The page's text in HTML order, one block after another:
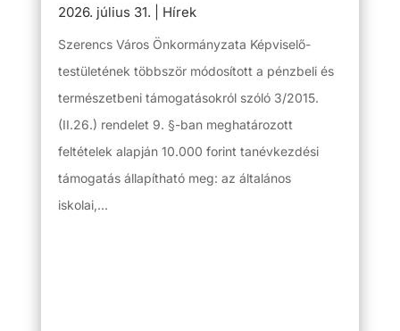
2026. július 31. Hírek
Szerencs Város Önkormányzata Képviselő-
testületének többször módosított a pénzbeli és
természetbeni támogatásokról szóló 3/2015.
(II.26.) rendelet 9. §-ban meghatározott
feltételek alapján 10.000 forint tanévkezdési
támogatás állapítható meg: az általános
iskolai,...